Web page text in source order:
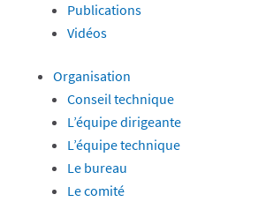
Publications
Vidéos
Organisation
Conseil technique
L’équipe dirigeante
L’équipe technique
Le bureau
Le comité